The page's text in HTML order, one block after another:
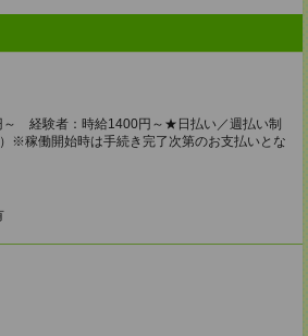
～ 経験者：時給1400円～★日払い／週払い制
※稼働開始時は手続き完了次第のお支払いとな